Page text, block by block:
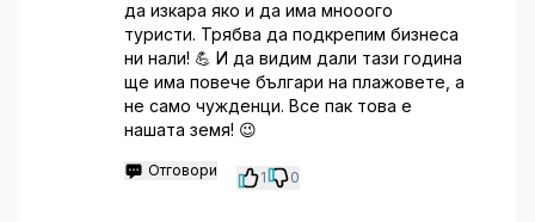
да изкара яко и да има мнооого
туристи. Трябва да подкрепим бизнеса
ни нали! 💪 И да видим дали тази година
ще има повече българи на плажовете, а
не само чужденци. Все пак това е
нашата земя! 😉
Отговори 1 0